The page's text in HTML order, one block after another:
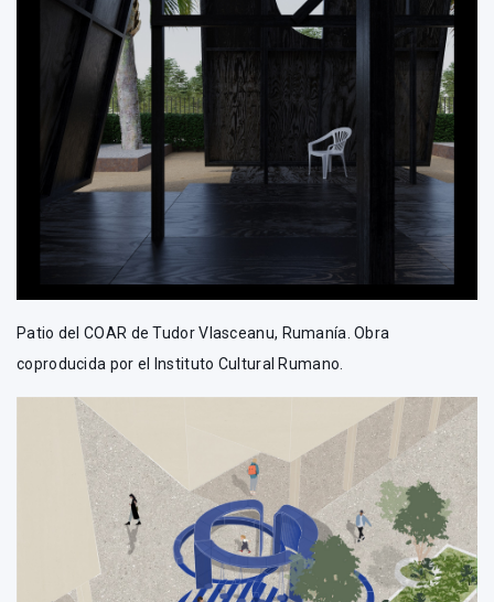
Patio del COAR de Tudor Vlasceanu, Rumanía. Obra
coproducida por el Instituto Cultural Rumano.